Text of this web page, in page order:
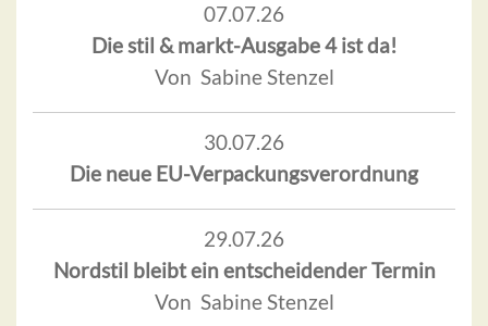
07.07.26
Die stil & markt-Ausgabe 4 ist da!
Von Sabine Stenzel
30.07.26
Die neue EU-Verpackungsverordnung
29.07.26
Nordstil bleibt ein entscheidender Termin
Von Sabine Stenzel